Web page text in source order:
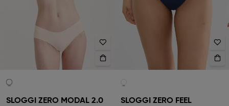
SLOGGI ZERO MODAL 2.0
SLOGGI ZERO FEEL